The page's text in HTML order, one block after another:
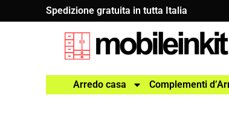
Spedizione gratuita in tutta Italia
Arredo casa Complementi